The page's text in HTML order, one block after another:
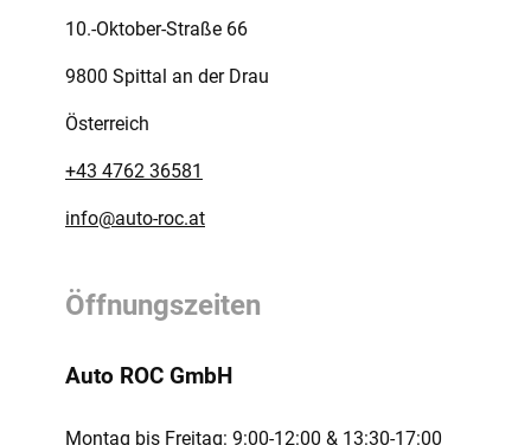
10.-Oktober-Straße 66
9800 Spittal an der Drau
Österreich
+43 4762 36581
info@auto-roc.at
Öffnungszeiten
Auto ROC GmbH
Montag bis Freitag: 9:00-12:00 ­& 13:30-17:00